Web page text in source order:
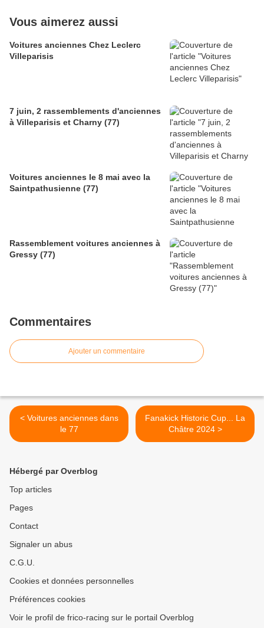
Vous aimerez aussi
Voitures anciennes Chez Leclerc
Villeparisis
7 juin, 2 rassemblements d'anciennes
à Villeparisis et Charny (77)
Voitures anciennes le 8 mai avec la
Saintpathusienne (77)
Rassemblement voitures anciennes à
Gressy (77)
Commentaires
Ajouter un commentaire
< Voitures anciennes dans
le 77
Fanakick Historic Cup... La
Châtre 2024 >
Hébergé par Overblog
Top articles
Pages
Contact
Signaler un abus
C.G.U.
Cookies et données personnelles
Préférences cookies
Voir le profil de frico-racing sur le portail Overblog